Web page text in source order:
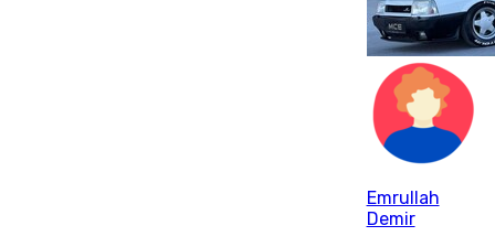
Emrullah
Demir